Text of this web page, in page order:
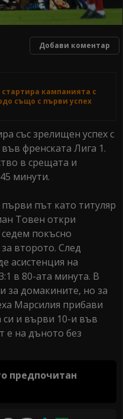
Добави коментар
стартира кампанията с
също с първи успех
със зрелищен успех с
във френската Лига 1.
в срещата и
минути.
път като титуляр
Товен откри
покъсно
второто. След
асистенция на
в 80-ата минута. В
за домакините, но за
Марсилия прибави
и върви 10-и във
е на дъното без
предпочитан